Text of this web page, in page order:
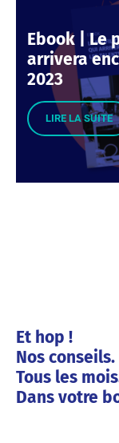
Ebook | Le
arrivera
2023
LIRE LA SUITE
Et hop !
Nos conseils.
Tous les
Dans votre